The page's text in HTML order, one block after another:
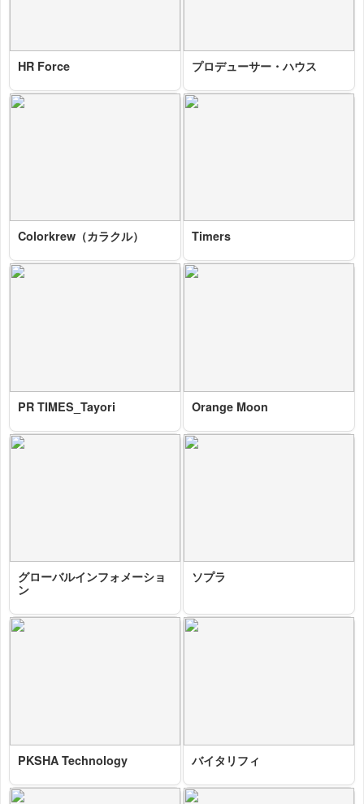
HR Force プロデューサー・ハウス
Colorkrew（カラクル）
2025-10-29 13:40:05=>202510060107
Timers
PR TIMES_Tayori
2025-10-29 11:19:46=>202510060092
Orange Moon
2025-10-29 11:15:08=>202510060096
グローバルインフォメーショ
ン
ソプラ
PKSHA Technology
2025-10-29 11:02:54=>202510060076
バイタリフィ